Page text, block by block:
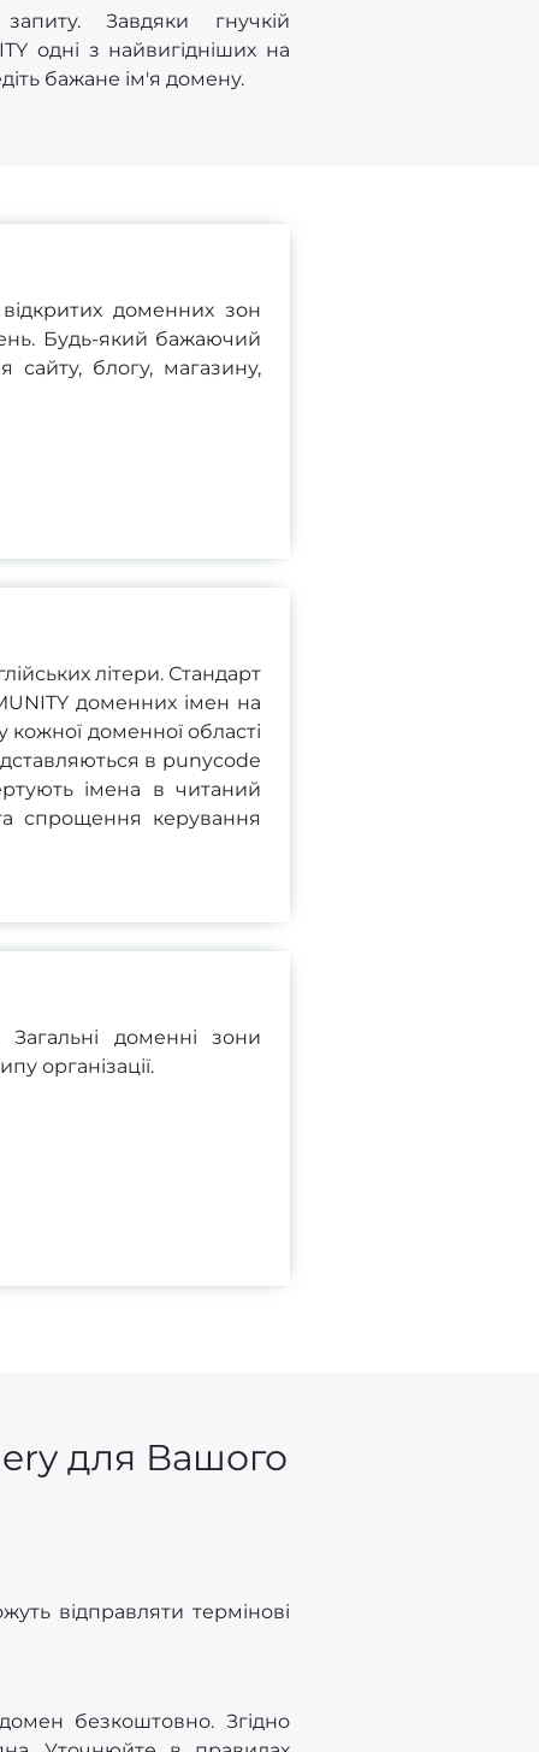
Завдяки гнучкій
одні з найвигідніших на
бажане ім'я домену.
доменних зон
Будь-який бажаючий
сайту, блогу, магазину,
літери. Стандарт
доменних імен на
кожної доменної області
в punycode
імена в читаний
спрощення керування
доменні зони
організації.
для Вашого
відправляти термінові
безкоштовно. Згідно